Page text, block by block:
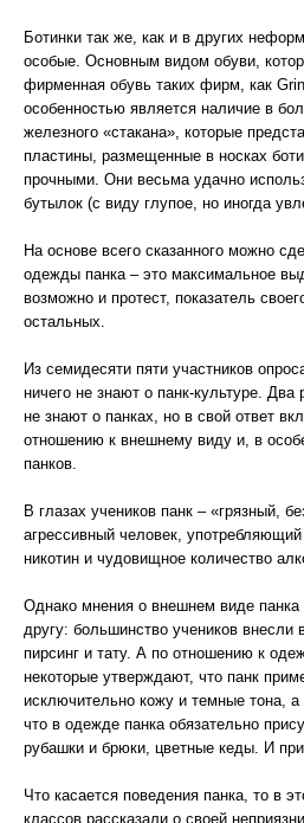
Ботинки так же, как и в других
особые. Основным видом обуви,
фирменная обувь таких фирм, как
особенностью является наличие в
железного «стакана», которые
пластины, размещенные в носках
прочными. Они весьма удачно
бутылок (с виду глупое, но иногда
На основе всего сказанного можно
одежды панка – это максимальное
возможно и протест, показатель
остальных.
Из семидесяти пяти участников
ничего не знают о панк-культуре. Два
не знают о панках, но в свой ответ
отношению к внешнему виду и, в
панков.
В глазах учеников панк – «грязный,
агрессивный человек,
никотин и чудовищное количество
Однако мнения о внешнем виде панка
другу: большинство учеников внесли
пирсинг и тату. А по отношению к
некоторые утверждают, что панк
исключительно кожу и темные тона, а
что в одежде панка обязательно
рубашки и брюки, цветные кеды. И
Что касается поведения панка, то в
классов рассказали о своей